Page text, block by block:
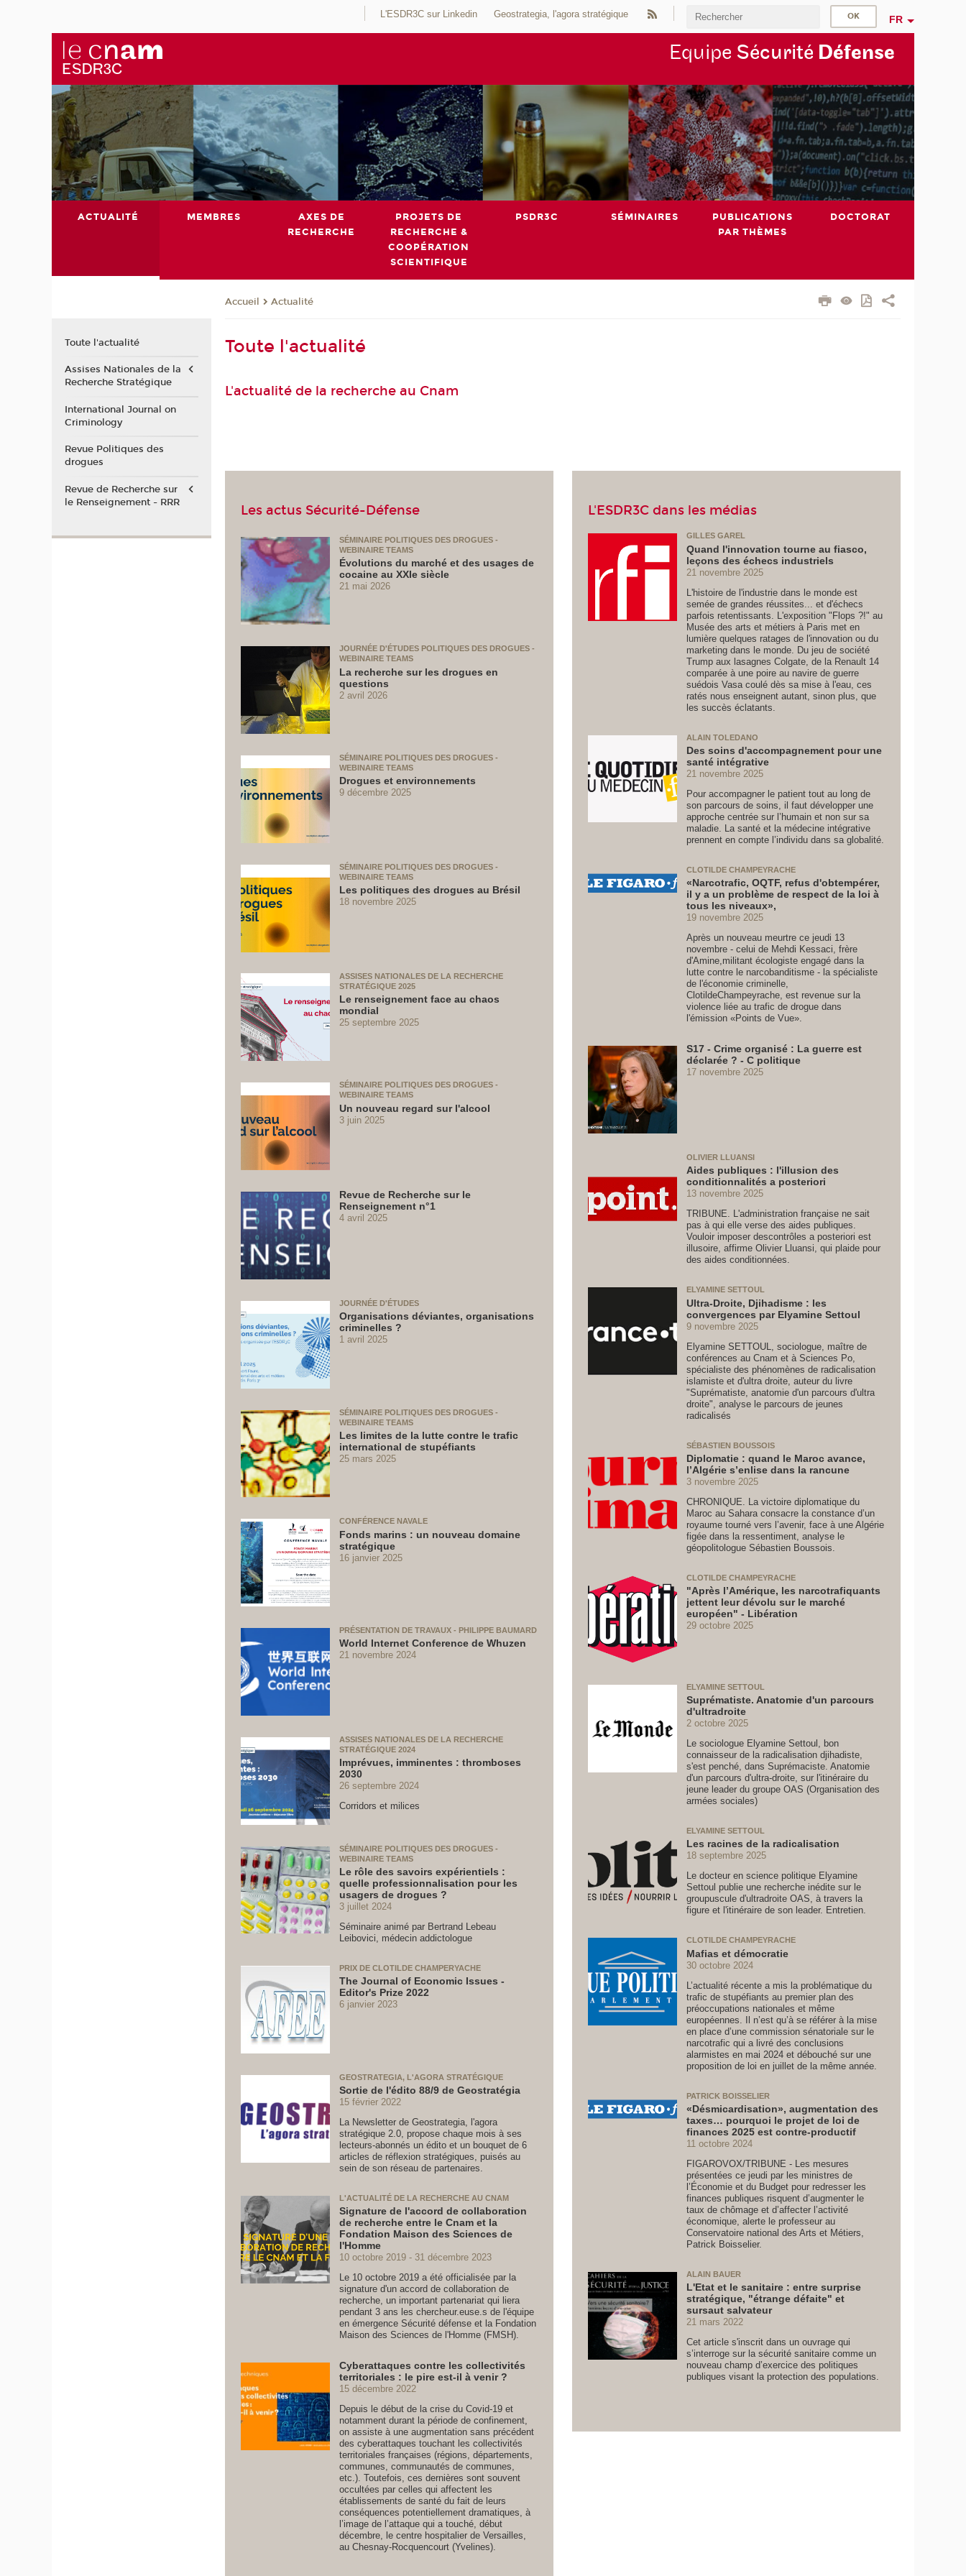
L'ESDR3C sur Linkedin Geostrategia, l'agora stratégique FR
Equipe Sécurité Défense
ACTUALITÉ MEMBRES
AXES DE
RECHERCHE
PROJETS DE
RECHERCHE &
COOPÉRATION
SCIENTIFIQUE
PSDR3C SÉMINAIRES
PUBLICATIONS
PAR THÈMES
DOCTORAT
Accueil Actualité
Toute l'actualité
L'actualité de la recherche au Cnam
Les actus Sécurité-Défense
SÉMINAIRE POLITIQUES DES DROGUES -
WEBINAIRE TEAMS
Évolutions du marché et des usages de
cocaine au XXIe siècle
21 mai 2026
JOURNÉE D'ÉTUDES POLITIQUES DES DROGUES -
WEBINAIRE TEAMS
La recherche sur les drogues en
questions
2 avril 2026
SÉMINAIRE POLITIQUES DES DROGUES -
WEBINAIRE TEAMS
Drogues et environnements
9 décembre 2025
SÉMINAIRE POLITIQUES DES DROGUES -
WEBINAIRE TEAMS
Les politiques des drogues au Brésil
18 novembre 2025
ASSISES NATIONALES DE LA RECHERCHE
STRATÉGIQUE 2025
Le renseignement face au chaos
mondial
25 septembre 2025
SÉMINAIRE POLITIQUES DES DROGUES -
WEBINAIRE TEAMS
Un nouveau regard sur l'alcool
3 juin 2025
Revue de Recherche sur le
Renseignement n°1
4 avril 2025
JOURNÉE D'ÉTUDES
Organisations déviantes, organisations
criminelles ?
1 avril 2025
SÉMINAIRE POLITIQUES DES DROGUES -
WEBINAIRE TEAMS
Les limites de la lutte contre le trafic
international de stupéfiants
25 mars 2025
CONFÉRENCE NAVALE
Fonds marins : un nouveau domaine
stratégique
16 janvier 2025
PRÉSENTATION DE TRAVAUX - PHILIPPE BAUMARD
World Internet Conference de Whuzen
21 novembre 2024
ASSISES NATIONALES DE LA RECHERCHE
STRATÉGIQUE 2024
Imprévues, imminentes : thromboses
2030
26 septembre 2024
Corridors et milices
SÉMINAIRE POLITIQUES DES DROGUES -
WEBINAIRE TEAMS
Le rôle des savoirs expérientiels :
quelle professionnalisation pour les
usagers de drogues ?
3 juillet 2024
Séminaire animé par Bertrand Lebeau
Leibovici, médecin addictologue
PRIX DE CLOTILDE CHAMPERYACHE
The Journal of Economic Issues -
Editor's Prize 2022
6 janvier 2023
GEOSTRATEGIA, L'AGORA STRATÉGIQUE
Sortie de l'édito 88/9 de Geostratégia
15 février 2022
La Newsletter de Geostrategia, l'agora
stratégique 2.0, propose chaque mois à ses
lecteurs-abonnés un édito et un bouquet de 6
articles de réflexion stratégiques, puisés au
sein de son réseau de partenaires.
L'ACTUALITÉ DE LA RECHERCHE AU CNAM
Signature de l'accord de collaboration
de recherche entre le Cnam et la
Fondation Maison des Sciences de
l'Homme
10 octobre 2019
31 décembre 2023
Le 10 octobre 2019 a été officialisée par la
signature d'un accord de collaboration de
recherche, un important partenariat qui liera
pendant 3 ans les chercheur.euse.s de l'équipe
en émergence Sécurité défense et la Fondation
Maison des Sciences de l'Homme (FMSH).
Cyberattaques contre les collectivités
territoriales : le pire est-il à venir ?
15 décembre 2022
Depuis le début de la crise du Covid-19 et
notamment durant la période de confinement,
on assiste à une augmentation sans précédent
des cyberattaques touchant les collectivités
territoriales françaises (régions, départements,
communes, communautés de communes,
etc.). Toutefois, ces dernières sont souvent
occultées par celles qui affectent les
établissements de santé du fait de leurs
conséquences potentiellement dramatiques, à
l’image de l’attaque qui a touché, début
décembre, le centre hospitalier de Versailles,
au Chesnay-Rocquencourt (Yvelines).
L'ESDR3C dans les médias
GILLES GAREL
Quand l'innovation tourne au fiasco,
leçons des échecs industriels
21 novembre 2025
L'histoire de l'industrie dans le monde est
semée de grandes réussites... et d'échecs
parfois retentissants. L'exposition "Flops ?!" au
Musée des arts et métiers à Paris met en
lumière quelques ratages de l'innovation ou du
marketing dans le monde. Du jeu de société
Trump aux lasagnes Colgate, de la Renault 14
comparée à une poire au navire de guerre
suédois Vasa coulé dès sa mise à l'eau, ces
ratés nous enseignent autant, sinon plus, que
les succès éclatants.
ALAIN TOLEDANO
Des soins d'accompagnement pour une
santé intégrative
21 novembre 2025
Pour accompagner le patient tout au long de
son parcours de soins, il faut développer une
approche centrée sur l’humain et non sur sa
maladie. La santé et la médecine intégrative
prennent en compte l’individu dans sa globalité.
CLOTILDE CHAMPEYRACHE
«Narcotrafic, OQTF, refus d'obtempérer,
il y a un problème de respect de la loi à
tous les niveaux»,
19 novembre 2025
Après un nouveau meurtre ce jeudi 13
novembre - celui de Mehdi Kessaci, frère
d'Amine,militant écologiste engagé dans la
lutte contre le narcobanditisme - la spécialiste
de l'économie criminelle,
ClotildeChampeyrache, est revenue sur la
violence liée au trafic de drogue dans
l'émission «Points de Vue».
S17 - Crime organisé : La guerre est
déclarée ? - C politique
17 novembre 2025
OLIVIER LLUANSI
Aides publiques : l'illusion des
conditionnalités a posteriori
13 novembre 2025
TRIBUNE. L'administration française ne sait
pas à qui elle verse des aides publiques.
Vouloir imposer descontrôles a posteriori est
illusoire, affirme Olivier Lluansi, qui plaide pour
des aides conditionnées.
ELYAMINE SETTOUL
Ultra-Droite, Djihadisme : les
convergences par Elyamine Settoul
9 novembre 2025
Elyamine SETTOUL, sociologue, maître de
conférences au Cnam et à Sciences Po,
spécialiste des phénomènes de radicalisation
islamiste et d'ultra droite, auteur du livre
"Suprématiste, anatomie d'un parcours d'ultra
droite", analyse le parcours de jeunes
radicalisés
SÉBASTIEN BOUSSOIS
Diplomatie : quand le Maroc avance,
l’Algérie s’enlise dans la rancune
3 novembre 2025
CHRONIQUE. La victoire diplomatique du
Maroc au Sahara consacre la constance d’un
royaume tourné vers l’avenir, face à une Algérie
figée dans la ressentiment, analyse le
géopolitologue Sébastien Boussois.
CLOTILDE CHAMPEYRACHE
"Après l’Amérique, les narcotrafiquants
jettent leur dévolu sur le marché
européen" - Libération
29 octobre 2025
ELYAMINE SETTOUL
Suprématiste. Anatomie d'un parcours
d'ultradroite
2 octobre 2025
Le sociologue Elyamine Settoul, bon
connaisseur de la radicalisation djihadiste,
s'est penché, dans Suprémaciste. Anatomie
d'un parcours d'ultra-droite, sur l'itinéraire du
jeune leader du groupe OAS (Organisation des
armées sociales)
ELYAMINE SETTOUL
Les racines de la radicalisation
18 septembre 2025
Le docteur en science politique Elyamine
Settoul publie une recherche inédite sur le
groupuscule d'ultradroite OAS, à travers la
figure et l'itinéraire de son leader. Entretien.
CLOTILDE CHAMPEYRACHE
Mafias et démocratie
30 octobre 2024
L’actualité récente a mis la problématique du
trafic de stupéfiants au premier plan des
préoccupations nationales et même
européennes. Il n’est qu’à se référer à la mise
en place d’une commission sénatoriale sur le
narcotrafic qui a livré des conclusions
alarmistes en mai 2024 et débouché sur une
proposition de loi en juillet de la même année.
PATRICK BOISSELIER
«Désmicardisation», augmentation des
taxes… pourquoi le projet de loi de
finances 2025 est contre-productif
11 octobre 2024
FIGAROVOX/TRIBUNE - Les mesures
présentées ce jeudi par les ministres de
l’Économie et du Budget pour redresser les
finances publiques risquent d’augmenter le
taux de chômage et d’affecter l’activité
économique, alerte le professeur au
Conservatoire national des Arts et Métiers,
Patrick Boisselier.
ALAIN BAUER
L'Etat et le sanitaire : entre surprise
stratégique, "étrange défaite" et
sursaut salvateur
21 mars 2022
Cet article s'inscrit dans un ouvrage qui
s’interroge sur la sécurité sanitaire comme un
nouveau champ d’exercice des politiques
publiques visant la protection des populations.
Toute l'actualité
Assises Nationales de la
Recherche Stratégique
International Journal on
Criminology
Revue Politiques des
drogues
Revue de Recherche sur
le Renseignement - RRR